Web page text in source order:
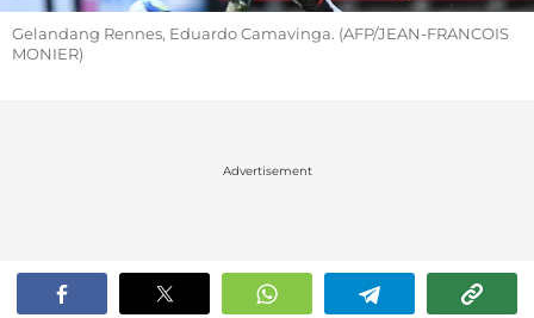
Gelandang Rennes, Eduardo Camavinga. (AFP/JEAN-FRANCOIS
MONIER)
Advertisement